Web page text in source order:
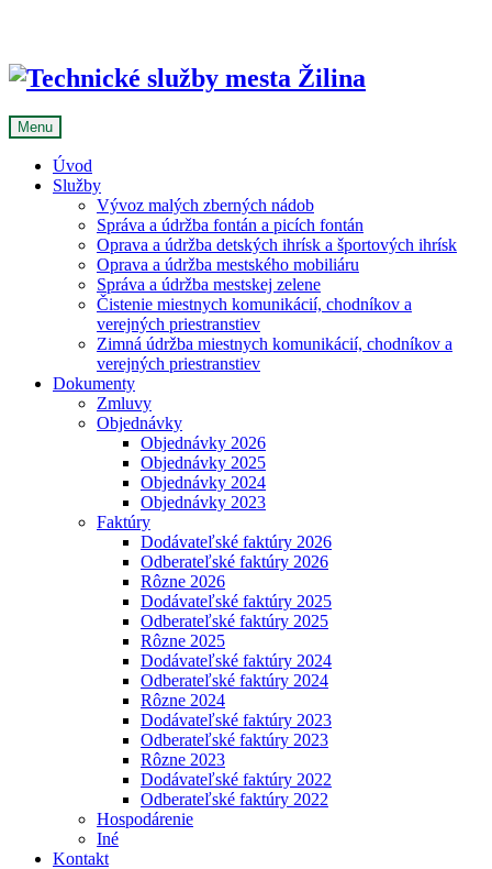
Menu
Úvod
Služby
Vývoz malých zberných nádob
Správa a údržba fontán a picích fontán
Oprava a údržba detských ihrísk a športových ihrísk
Oprava a údržba mestského mobiliáru
Správa a údržba mestskej zelene
Čistenie miestnych komunikácií, chodníkov a
verejných priestranstiev
Zimná údržba miestnych komunikácií, chodníkov a
verejných priestranstiev
Dokumenty
Zmluvy
Objednávky
Objednávky 2026
Objednávky 2025
Objednávky 2024
Objednávky 2023
Faktúry
Dodávateľské faktúry 2026
Odberateľské faktúry 2026
Rôzne 2026
Dodávateľské faktúry 2025
Odberateľské faktúry 2025
Rôzne 2025
Dodávateľské faktúry 2024
Odberateľské faktúry 2024
Rôzne 2024
Dodávateľské faktúry 2023
Odberateľské faktúry 2023
Rôzne 2023
Dodávateľské faktúry 2022
Odberateľské faktúry 2022
Hospodárenie
Iné
Kontakt